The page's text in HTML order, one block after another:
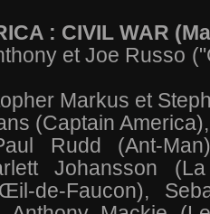
: CIVIL WAR
et Joe Russo
Markus et
(Captain
Rudd (Ant-
Johansson
de-Faucon),